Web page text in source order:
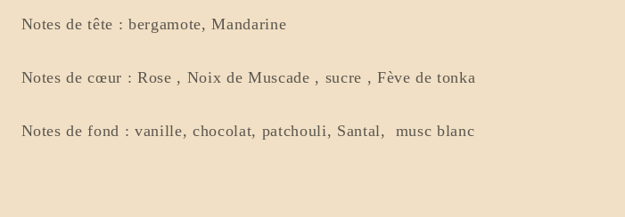
Notes de tête : bergamote, Mandarine
Notes de cœur : Rose , Noix de Muscade , sucre , Fève de tonka
Notes de fond : vanille, chocolat, patchouli, Santal, musc blanc